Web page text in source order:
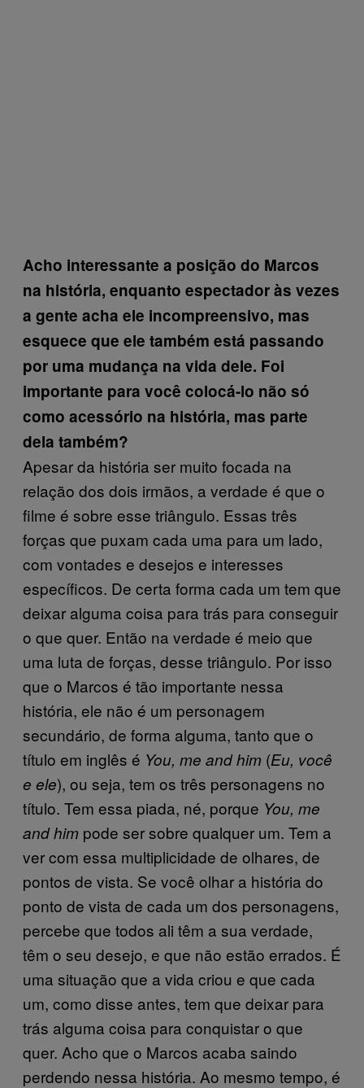
Acho interessante a posição do Marcos
na história, enquanto espectador às vezes
a gente acha ele incompreensivo, mas
esquece que ele também está passando
por uma mudança na vida dele. Foi
importante para você colocá-lo não só
como acessório na história, mas parte
dela também?
Apesar da história ser muito focada na
relação dos dois irmãos, a verdade é que o
filme é sobre esse triângulo. Essas três
forças que puxam cada uma para um lado,
com vontades e desejos e interesses
específicos. De certa forma cada um tem que
deixar alguma coisa para trás para conseguir
o que quer. Então na verdade é meio que
uma luta de forças, desse triângulo. Por isso
que o Marcos é tão importante nessa
história, ele não é um personagem
secundário, de forma alguma, tanto que o
título em inglês é You, me and him (Eu, você
e ele), ou seja, tem os três personagens no
título. Tem essa piada, né, porque You, me
and him pode ser sobre qualquer um. Tem a
ver com essa multiplicidade de olhares, de
pontos de vista. Se você olhar a história do
ponto de vista de cada um dos personagens,
percebe que todos ali têm a sua verdade,
têm o seu desejo, e que não estão errados. É
uma situação que a vida criou e que cada
um, como disse antes, tem que deixar para
trás alguma coisa para conquistar o que
quer. Acho que o Marcos acaba saindo
perdendo nessa história. Ao mesmo tempo, é